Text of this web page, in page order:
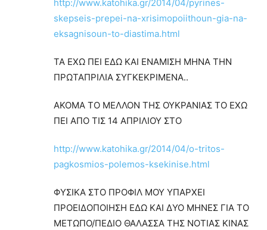
http://www.katohika.gr/2014/04/pyrines-
skepseis-prepei-na-xrisimopoiithoun-gia-na-
eksagnisoun-to-diastima.html
ΤΑ ΕΧΩ ΠΕΙ ΕΔΩ ΚΑΙ ΕΝΑΜΙΣΗ ΜΗΝΑ ΤΗΝ
ΠΡΩΤΑΠΡΙΛΙΑ ΣΥΓΚΕΚΡΙΜΕΝΑ..
ΑΚΟΜΑ ΤΟ ΜΕΛΛΟΝ ΤΗΣ ΟΥΚΡΑΝΙΑΣ ΤΟ ΕΧΩ
ΠΕΙ ΑΠΟ ΤΙΣ 14 ΑΠΡΙΛΙΟΥ ΣΤΟ
http://www.katohika.gr/2014/04/o-tritos-
pagkosmios-polemos-ksekinise.html
ΦΥΣΙΚΑ ΣΤΟ ΠΡΟΦΙΛ ΜΟΥ ΥΠΑΡΧΕΙ
ΠΡΟΕΙΔΟΠΟΙΗΣΗ ΕΔΩ ΚΑΙ ΔΥΟ ΜΗΝΕΣ ΓΙΑ ΤΟ
ΜΕΤΩΠΟ/ΠΕΔΙΟ ΘΑΛΑΣΣΑ ΤΗΣ ΝΟΤΙΑΣ ΚΙΝΑΣ